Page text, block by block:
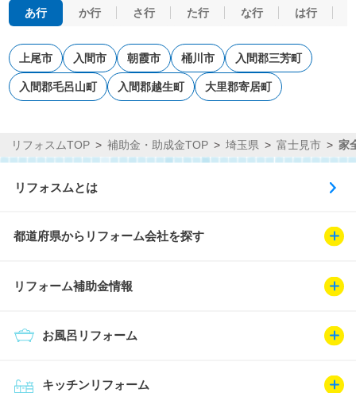
あ行 か行 さ行 た行 な行 は行
上尾市 入間市 朝霞市 桶川市 入間郡三芳町
入間郡毛呂山町 入間郡越生町 大里郡寄居町
リフォスムTOP 補助金・助成金TOP 埼玉県 富士見市 家
リフォスムとは
都道府県からリフォーム会社を探す
リフォーム補助金情報
キッチンリフォーム
お風呂リフォーム